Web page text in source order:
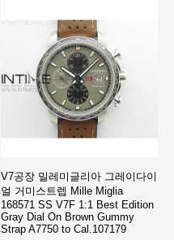
V7공장 밀레미글리아 그레이다이
얼 거미스트렙 Mille Miglia
168571 SS V7F 1:1 Best Edition
Gray Dial On Brown Gummy
Strap A7750 to Cal.107179